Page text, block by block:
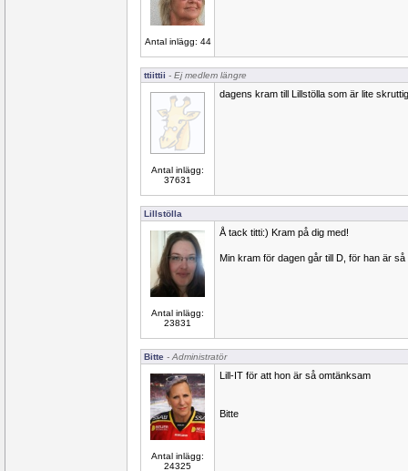
Antal inlägg: 44
ttiittii - Ej medlem längre
Antal inlägg:
37631
dagens kram till Lillstölla som är lite
Lillstölla
Antal inlägg:
23831
Å tack titti:) Kram på dig med!
Min kram för dagen går till D, för han är
Bitte - Administratör
Antal inlägg:
24325
Lill-IT för att hon är så omtänksam
Bitte